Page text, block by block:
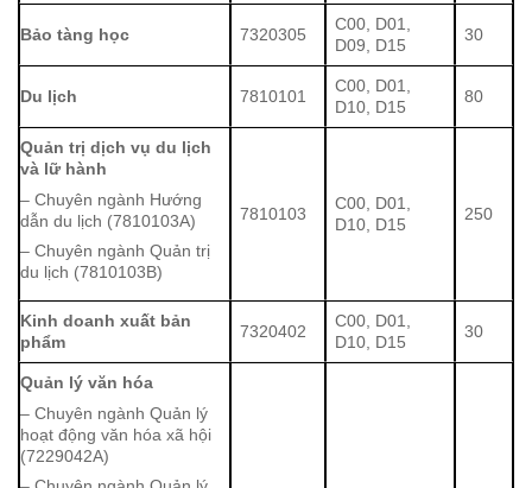
Bảo tàng học 7320305
C00, D01,
D09, D15
30
Du lịch 7810101
C00, D01,
D10, D15
80
Quản trị dịch vụ du lịch
và lữ hành
– Chuyên ngành Hướng
dẫn du lịch (7810103A)
– Chuyên ngành Quản trị
du lịch (7810103B)
7810103
C00, D01,
D10, D15
250
Kinh doanh xuất bản
phẩm
7320402
C00, D01,
D10, D15
30
Quản lý văn hóa
– Chuyên ngành Quản lý
hoạt động văn hóa xã hội
(7229042A)